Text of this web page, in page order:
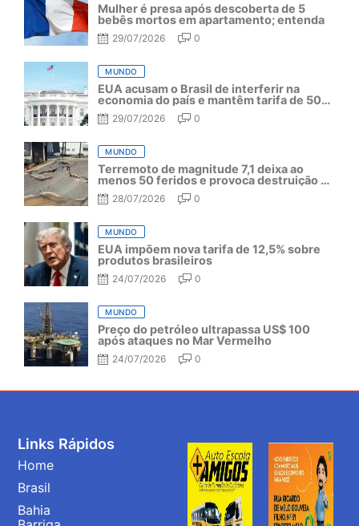
Mulher é presa após descoberta de 5
bebês mortos em apartamento; entenda
29/07/2026 0
MUNDO
EUA acusam o Brasil de interferir na
economia do país e mantêm tarifa de 50%
por mais um ano
29/07/2026 0
MUNDO
Terremoto de magnitude 7,1 deixa ao
menos 50 feridos e provoca destruição no
Japão
28/07/2026 0
MUNDO
EUA impõem nova tarifa de 12,5% sobre
produtos brasileiros
24/07/2026 0
MUNDO
Preço do petróleo ultrapassa US$ 100
após ataques no Mar Vermelho
24/07/2026 0
Links Rápidos
Home
Brasil
Bahia